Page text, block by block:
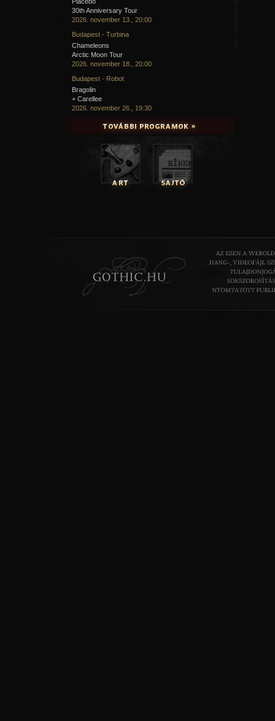
30th Anniversary Tour
2026. november 13., 20:00
Budapest - Turbina
Chameleons
Arctic Moon Tour
2026. november 18., 20:00
Budapest - Robot
Bragolin
+ Carellee
2026. november 26., 19:30